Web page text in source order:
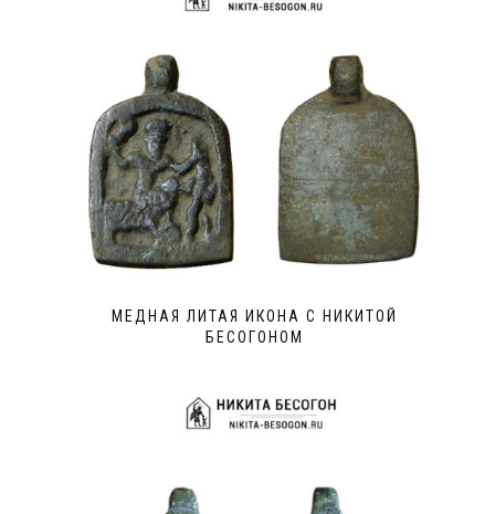
МЕДНАЯ ЛИТАЯ ИКОНА С НИКИТОЙ
БЕСОГОНОМ